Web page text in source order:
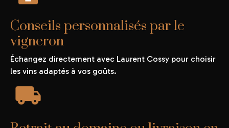
Conseils personnalisés par le
vigneron
Échangez directement avec Laurent Cossy pour choisir
les vins adaptés à vos goûts.